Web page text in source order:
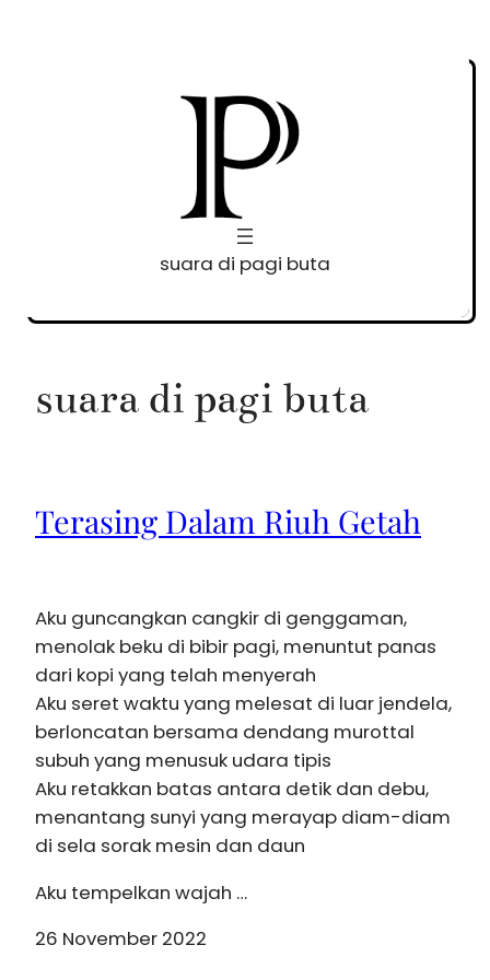
suara di pagi buta
suara di pagi buta
Terasing Dalam Riuh Getah
Aku guncangkan cangkir di genggaman,
menolak beku di bibir pagi, menuntut panas
dari kopi yang telah menyerah
Aku seret waktu yang melesat di luar jendela,
berloncatan bersama dendang murottal
subuh yang menusuk udara tipis
Aku retakkan batas antara detik dan debu,
menantang sunyi yang merayap diam-diam
di sela sorak mesin dan daun
Aku tempelkan wajah …
26 November 2022